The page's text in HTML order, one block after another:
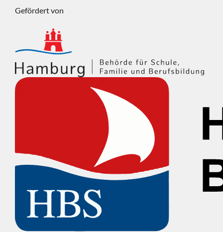
Gefördert von